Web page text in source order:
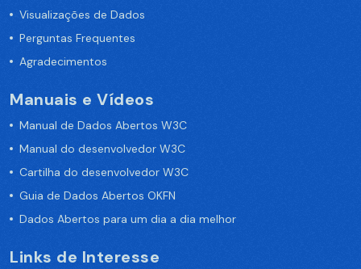
Visualizações de Dados
Perguntas Frequentes
Agradecimentos
Manuais e Vídeos
Manual de Dados Abertos W3C
Manual do desenvolvedor W3C
Cartilha do desenvolvedor W3C
Guia de Dados Abertos OKFN
Dados Abertos para um dia a dia melhor
Links de Interesse